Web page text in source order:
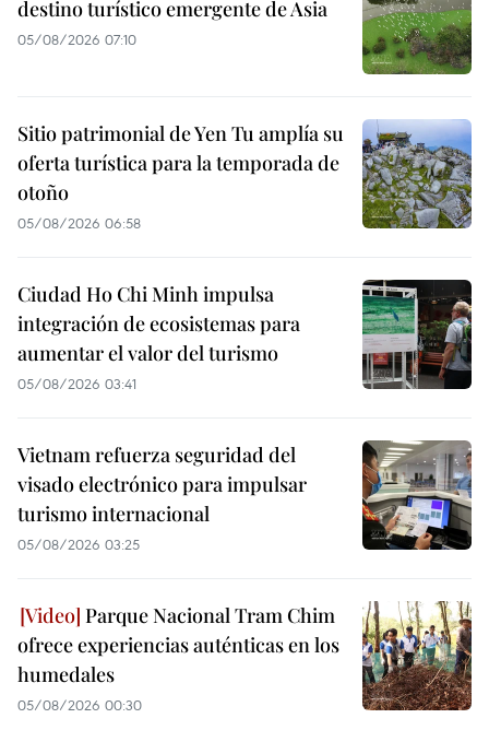
destino turístico emergente de Asia
05/08/2026 07:10
Sitio patrimonial de Yen Tu amplía su
oferta turística para la temporada de
otoño
05/08/2026 06:58
Ciudad Ho Chi Minh impulsa
integración de ecosistemas para
aumentar el valor del turismo
05/08/2026 03:41
Vietnam refuerza seguridad del
visado electrónico para impulsar
turismo internacional
05/08/2026 03:25
Parque Nacional Tram Chim
ofrece experiencias auténticas en los
humedales
05/08/2026 00:30